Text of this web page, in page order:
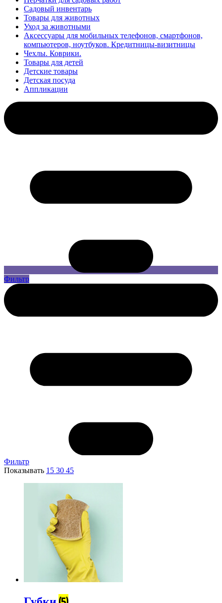
Садовый инвентарь
Товары для животных
Уход за животными
Аксессуары для мобильных телефонов, смартфонов,
компьютеров, ноутбуков. Кредитницы-визитницы
Чехлы. Коврики.
Товары для детей
Детские товары
Детская посуда
Аппликации
Фильтр
Фильтр
Показывать 15 30 45